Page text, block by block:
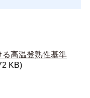
る高温登熟性基準
KB)